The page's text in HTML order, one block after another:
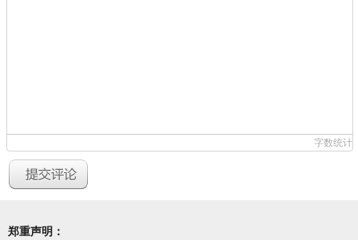
字数统计
郑重声明：